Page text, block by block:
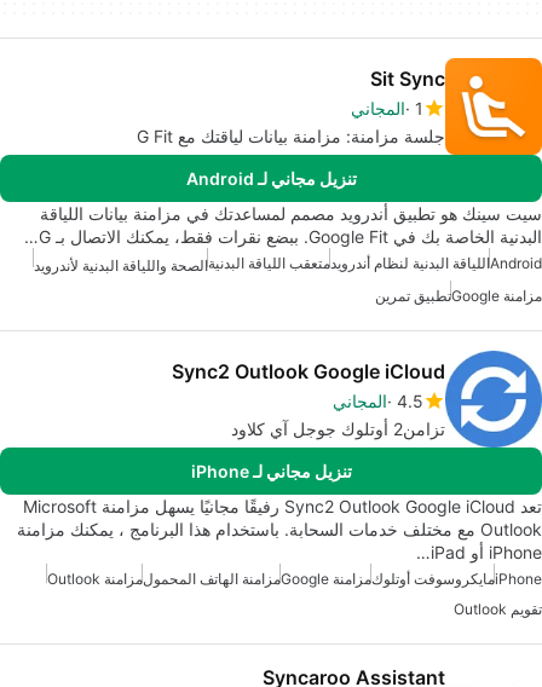
Sit Sync
1 المجاني
جلسة مزامنة: مزامنة بيانات لياقتك مع G Fit
تنزيل مجاني لـ Android
سيت سينك هو تطبيق أندرويد مصمم لمساعدتك في مزامنة بيانات اللياقة
البدنية الخاصة بك في Google Fit. ببضع نقرات فقط، يمكنك الاتصال بـ G…
Androidاللياقة البدنية لنظام أندرويدمتعقب اللياقة البدنيةالصحة واللياقة البدنية لأندرويد
مزامنة Google
تطبيق تمرين
Sync2 Outlook Google iCloud
4.5 المجاني
تزامن2 أوتلوك جوجل آي كلاود
تنزيل مجاني لـ iPhone
تعد Sync2 Outlook Google iCloud رفيقًا مجانيًا يسهل مزامنة Microsoft
Outlook مع مختلف خدمات السحابة. باستخدام هذا البرنامج ، يمكنك مزامنة
iPhone أو iPad…
iPhoneمايكروسوفت أوتلوكمزامنة Google مزامنة الهاتف المحمولمزامنة Outlook
تقويم Outlook
Syncaroo Assistant